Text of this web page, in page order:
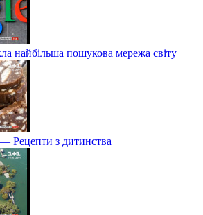
найбільша пошукова мережа світу
Рецепти з дитинства